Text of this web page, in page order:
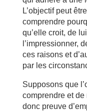
L’objectif peut
comprendre
qu’elle croit, de
l’impressionner,
ces raisons et
par les
Supposons que
comprendre et de
donc preuve